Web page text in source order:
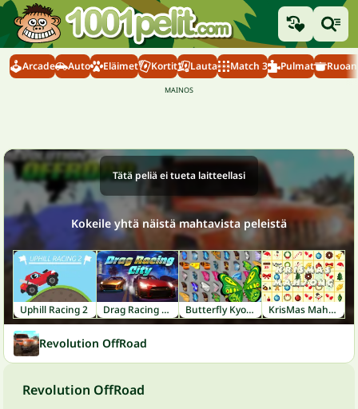
Arcade Auto Eläimet Kortit Lauta Match 3 Pulmat
Tätä peliä ei tueta laitteellasi
Kokeile yhtä näistä mahtavista peleistä
Uphill Racing 2 Drag Racing City Butterfly Kyodai KrisMas Mahjong
Revolution OffRoad
Revolution OffRoad